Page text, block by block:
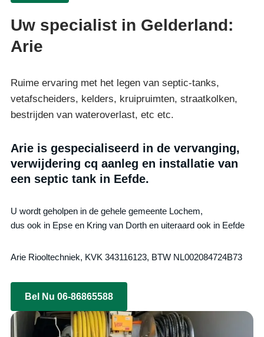
Uw specialist in Gelderland:
Arie
Ruime ervaring met het legen van septic-tanks,
vetafscheiders, kelders, kruipruimten, straatkolken,
bestrijden van wateroverlast, etc etc.
Arie is gespecialiseerd in de vervanging,
verwijdering cq aanleg en installatie van
een septic tank in Eefde.
U wordt geholpen in de gehele gemeente Lochem,
dus ook in Epse en Kring van Dorth en uiteraard ook in Eefde
Arie Riooltechniek, KVK 343116123, BTW NL002084724B73
Bel Nu 06-86865588